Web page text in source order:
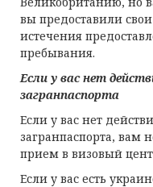
вы предоставили
истечения
пребывания.
Если у вас нет
загранпаспорта
Если у вас нет
загранпаспорта, вам
прием в визовый
Если у вас есть